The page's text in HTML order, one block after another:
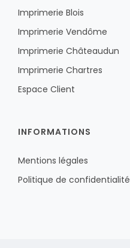
Imprimerie Blois
Imprimerie Vendôme
Imprimerie Châteaudun
Imprimerie Chartres
Espace Client
INFORMATIONS
Mentions légales
Politique de confidentialité